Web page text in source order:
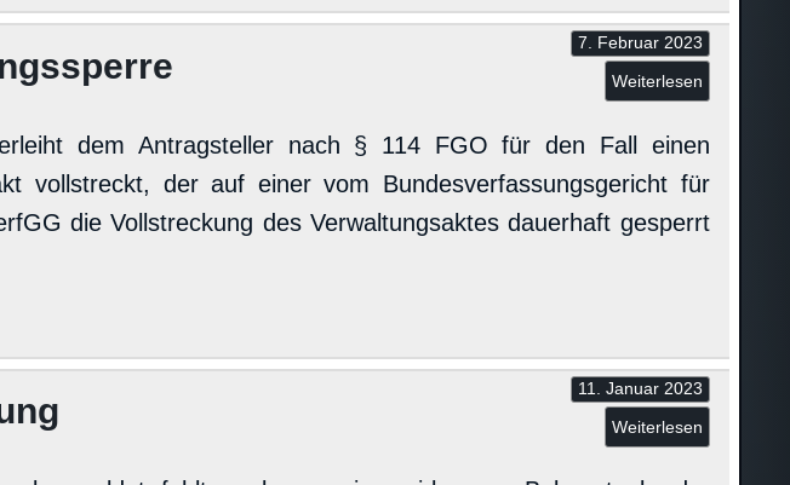
7. Februar 2023
Weiterlesen
dem Antragsteller nach § 114 FGO für den Fall einen
vollstreckt, der auf einer vom Bundesverfassungsgericht für
die Vollstreckung des Verwaltungsaktes dauerhaft gesperrt
11. Januar 2023
Weiterlesen